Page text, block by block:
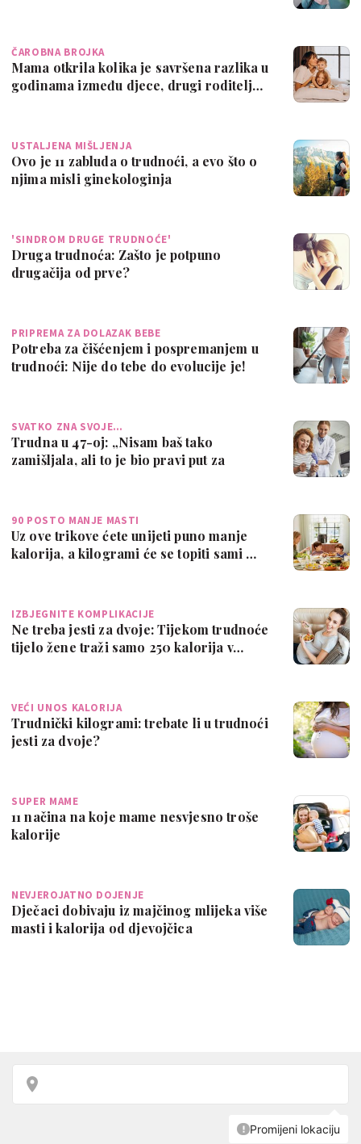
ČAROBNA BROJKA
Mama otkrila kolika je savršena razlika u
godinama između djece, drugi roditelj…
USTALJENA MIŠLJENJA
Ovo je 11 zabluda o trudnoći, a evo što o
njima misli ginekologinja
'SINDROM DRUGE TRUDNOĆE'
Druga trudnoća: Zašto je potpuno
drugačija od prve?
PRIPREMA ZA DOLAZAK BEBE
Potreba za čišćenjem i pospremanjem u
trudnoći: Nije do tebe do evolucije je!
SVATKO ZNA SVOJE…
Trudna u 47-oj: „Nisam baš tako
zamišljala, ali to je bio pravi put za
90 POSTO MANJE MASTI
Uz ove trikove ćete unijeti puno manje
kalorija, a kilogrami će se topiti sami …
IZBJEGNITE KOMPLIKACIJE
Ne treba jesti za dvoje: Tijekom trudnoće
tijelo žene traži samo 250 kalorija v…
VEĆI UNOS KALORIJA
Trudnički kilogrami: trebate li u trudnoći
jesti za dvoje?
SUPER MAME
11 načina na koje mame nesvjesno troše
kalorije
NEVJEROJATNO DOJENJE
Dječaci dobivaju iz majčinog mlijeka više
masti i kalorija od djevojčica